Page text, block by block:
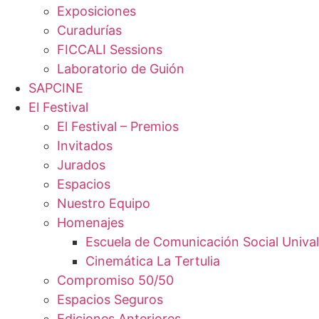
Exposiciones
Curadurías
FICCALI Sessions
Laboratorio de Guión
SAPCINE
El Festival
El Festival – Premios
Invitados
Jurados
Espacios
Nuestro Equipo
Homenajes
Escuela de Comunicación Social
Cinemática La Tertulia
Compromiso 50/50
Espacios Seguros